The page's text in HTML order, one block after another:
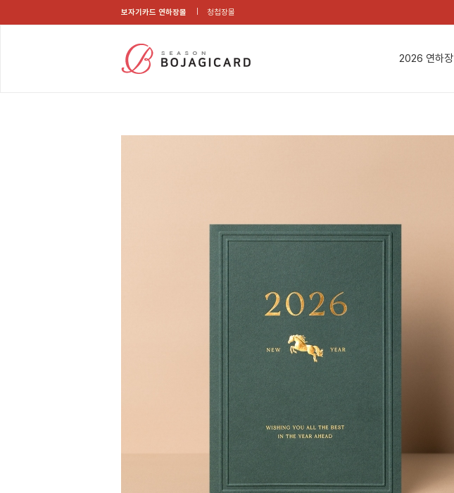
보자기카드 연하장몰 청첩장몰
2026 연하장